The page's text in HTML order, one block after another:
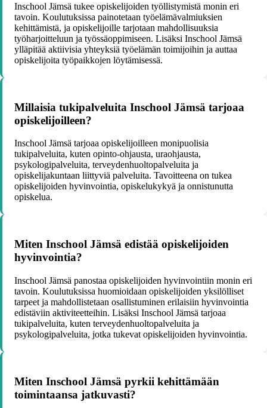
Inschool Jämsä tukee opiskelijoiden työllistymistä monin eri
tavoin. Koulutuksissa painotetaan työelämävalmiuksien
kehittämistä, ja opiskelijoille tarjotaan mahdollisuuksia
työharjoitteluun ja työssäoppimiseen. Lisäksi Inschool Jämsä
ylläpitää aktiivisia yhteyksiä työelämän toimijoihin ja auttaa
opiskelijoita työpaikkojen löytämisessä.
Millaisia tukipalveluita Inschool Jämsä tarjoaa
opiskelijoilleen?
Inschool Jämsä tarjoaa opiskelijoilleen monipuolisia
tukipalveluita, kuten opinto-ohjausta, uraohjausta,
psykologipalveluita, terveydenhuoltopalveluita ja
opiskelijakuntaan liittyviä palveluita. Tavoitteena on tukea
opiskelijoiden hyvinvointia, opiskelukykyä ja onnistunutta
opiskelua.
Miten Inschool Jämsä edistää opiskelijoiden
hyvinvointia?
Inschool Jämsä panostaa opiskelijoiden hyvinvointiin monin eri
tavoin. Koulutuksissa huomioidaan opiskelijoiden yksilölliset
tarpeet ja mahdollistetaan osallistuminen erilaisiin hyvinvointia
edistäviin aktiviteetteihin. Lisäksi Inschool Jämsä tarjoaa
tukipalveluita, kuten terveydenhuoltopalveluita ja
psykologipalveluita, jotka tukevat opiskelijoiden hyvinvointia.
Miten Inschool Jämsä pyrkii kehittämään
toimintaansa jatkuvasti?